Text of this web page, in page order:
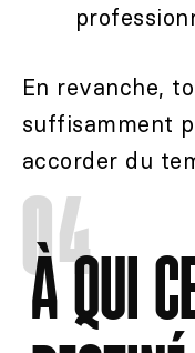
En revanche,
suffisamment
accorder du
04
À QUI